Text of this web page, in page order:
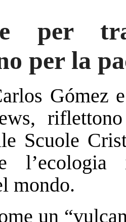
per
per la
Gómez
Scuole
l’ecologia
mondo.
un